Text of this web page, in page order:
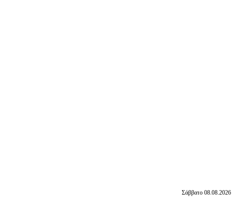
Σάββατο 08.08.2026